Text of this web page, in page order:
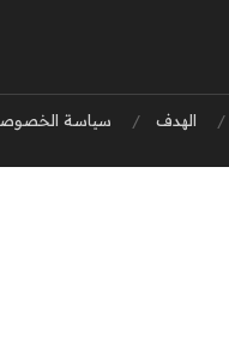
الهدف سياسة